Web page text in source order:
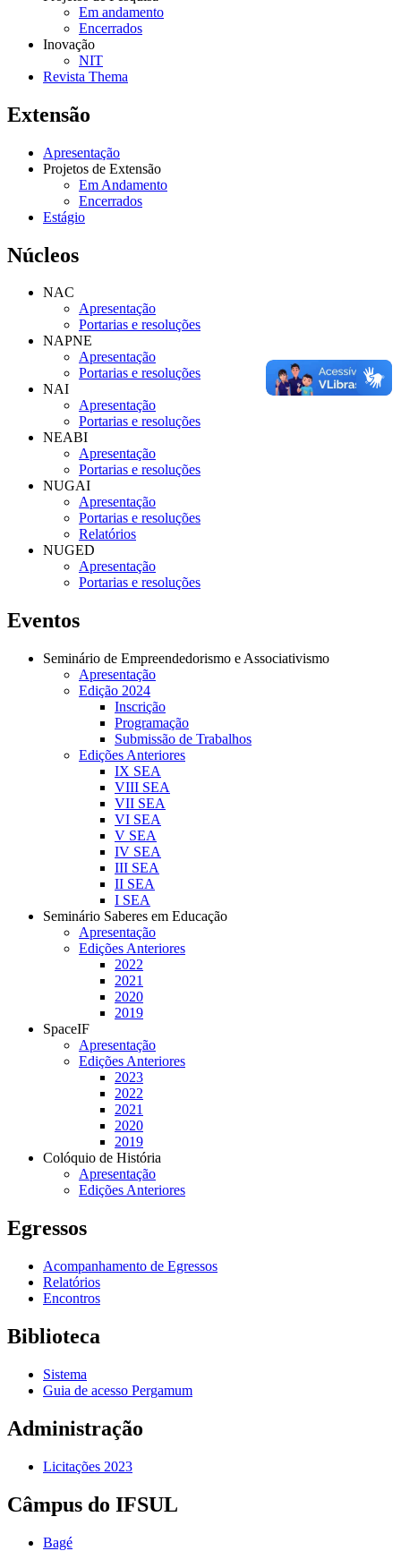
Em andamento
Encerrados
Inovação
NIT
Revista Thema
Extensão
Apresentação
Projetos de Extensão
Em Andamento
Encerrados
Estágio
Núcleos
NAC
Apresentação
Portarias e resoluções
NAPNE
Apresentação
Portarias e resoluções
NAI
Apresentação
Portarias e resoluções
NEABI
Apresentação
Portarias e resoluções
NUGAI
Apresentação
Portarias e resoluções
Relatórios
NUGED
Apresentação
Portarias e resoluções
Eventos
Seminário de Empreendedorismo e Associativismo
Apresentação
Edição 2024
Inscrição
Programação
Submissão de Trabalhos
Edições Anteriores
IX SEA
VIII SEA
VII SEA
VI SEA
V SEA
IV SEA
III SEA
II SEA
I SEA
Seminário Saberes em Educação
Apresentação
Edições Anteriores
2022
2021
2020
2019
SpaceIF
Apresentação
Edições Anteriores
2023
2022
2021
2020
2019
Colóquio de História
Apresentação
Edições Anteriores
Egressos
Acompanhamento de Egressos
Relatórios
Encontros
Biblioteca
Sistema
Guia de acesso Pergamum
Administração
Licitações 2023
Câmpus do IFSUL
Bagé